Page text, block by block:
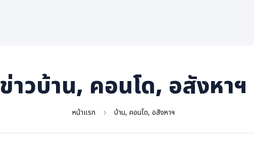
ข่าวบ้าน, คอนโด, อสังหาฯ
หน้าแรก บ้าน, คอนโด, อสังหาฯ